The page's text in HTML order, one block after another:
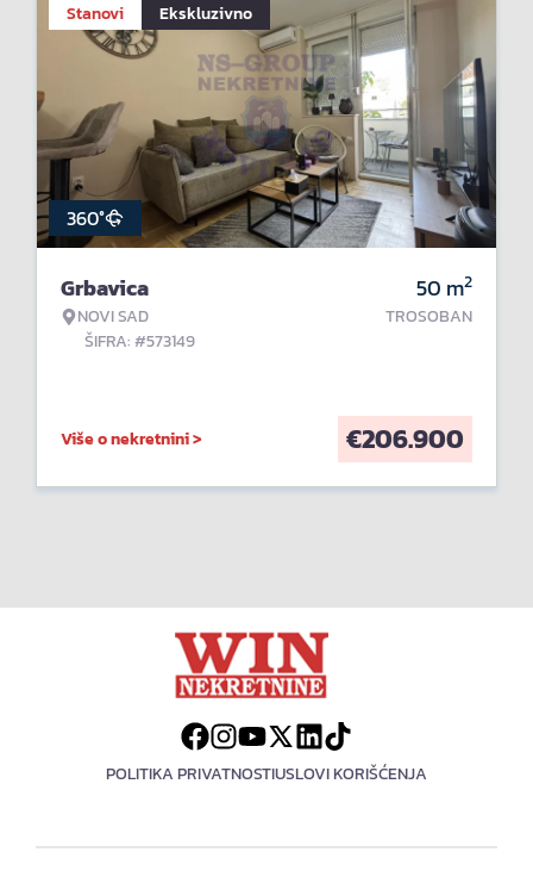
Stanovi Ekskluzivno
360°
Grbavica
NOVI SAD
ŠIFRA: #573149
50 m2
TROSOBAN
Više o nekretnini > €206.900
POLITIKA PRIVATNOSTIUSLOVI KORIŠĆENJA